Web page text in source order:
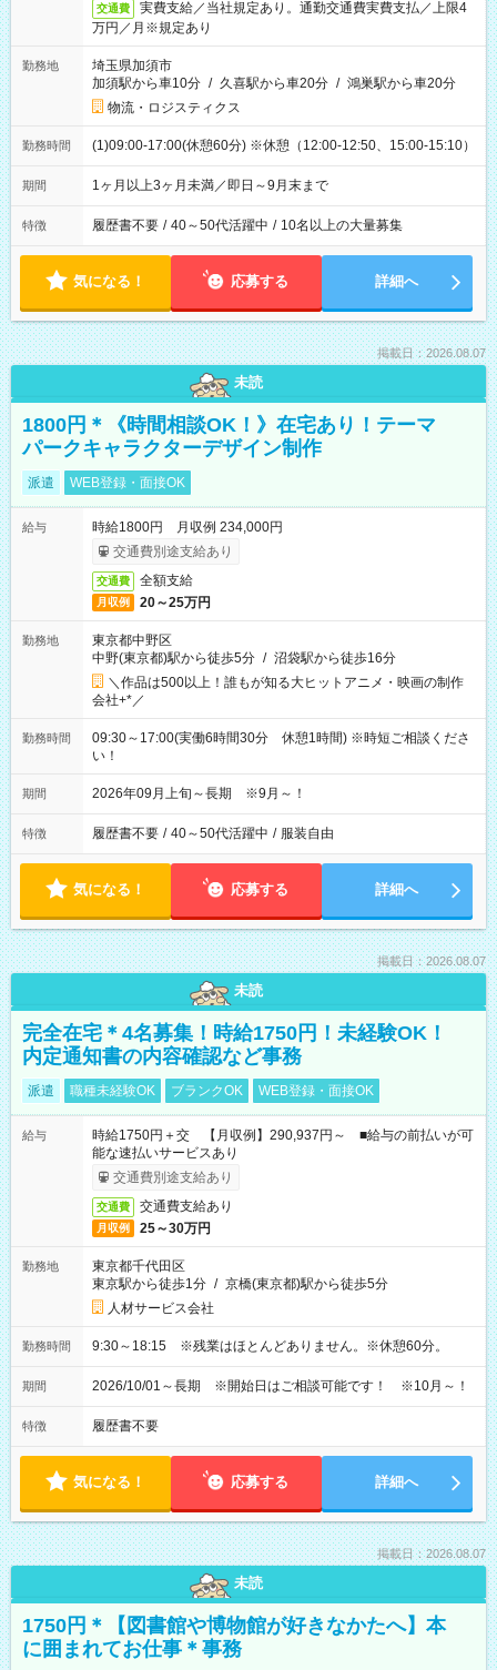
交通費
実費支給／当社規定あり。通勤交通費実費支払／上限4
万円／月※規定あり
勤務地
埼玉県加須市
加須駅から車10分 / 久喜駅から車20分 / 鴻巣駅から車20分
物流・ロジスティクス
勤務時間 (1)09:00-17:00(休憩60分) ※休憩（12:00-12:50、15:00-15:10）
期間 1ヶ月以上3ヶ月未満／即日～9月末まで
特徴 履歴書不要 / 40～50代活躍中 / 10名以上の大量募集
気になる！ 応募する 詳細へ
掲載日：2026.08.07
未読
1800円＊《時間相談OK！》在宅あり！テーマ
パークキャラクターデザイン制作
派遣 WEB登録・面接OK
給与
時給1800円 月収例 234,000円
交通費別途支給あり
交通費 全額支給
月収例 20～25万円
勤務地
東京都中野区
中野(東京都)駅から徒歩5分 / 沼袋駅から徒歩16分
＼作品は500以上！誰もが知る大ヒットアニメ・映画の制作
会社+*／
勤務時間
09:30～17:00(実働6時間30分 休憩1時間) ※時短ご相談くださ
い！
期間 2026年09月上旬～長期 ※9月～！
特徴 履歴書不要 / 40～50代活躍中 / 服装自由
気になる！ 応募する 詳細へ
掲載日：2026.08.07
未読
完全在宅＊4名募集！時給1750円！未経験OK！
内定通知書の内容確認など事務
派遣 職種未経験OK ブランクOK WEB登録・面接OK
給与
時給1750円＋交 【月収例】290,937円～ ■給与の前払いが可
能な速払いサービスあり
交通費別途支給あり
交通費 交通費支給あり
月収例 25～30万円
勤務地
東京都千代田区
東京駅から徒歩1分 / 京橋(東京都)駅から徒歩5分
人材サービス会社
勤務時間 9:30～18:15 ※残業はほとんどありません。※休憩60分。
期間 2026/10/01～長期 ※開始日はご相談可能です！ ※10月～！
特徴 履歴書不要
気になる！ 応募する 詳細へ
掲載日：2026.08.07
未読
1750円＊【図書館や博物館が好きなかたへ】本
に囲まれてお仕事＊事務